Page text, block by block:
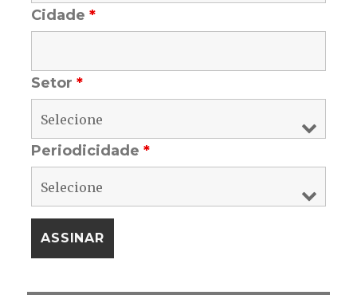
Cidade*
Setor*
Periodicidade*